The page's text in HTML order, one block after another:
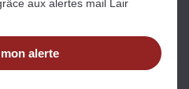
aux alertes mail Lair
alerte